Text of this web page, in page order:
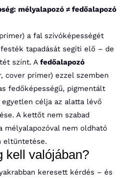
mélyalapozó ≠ fedőalapozó
a fal szívóképességét
tapadását segíti elő – de
színt. A fedőalapozó
cover primer) ezzel szemben
fedőképességű, pigmentált
célja az alatta lévő
A kettőt nem szabad
mélyalapozóval nem oldható
eltüntetése.
kell valójában?
keresett kérdés – és